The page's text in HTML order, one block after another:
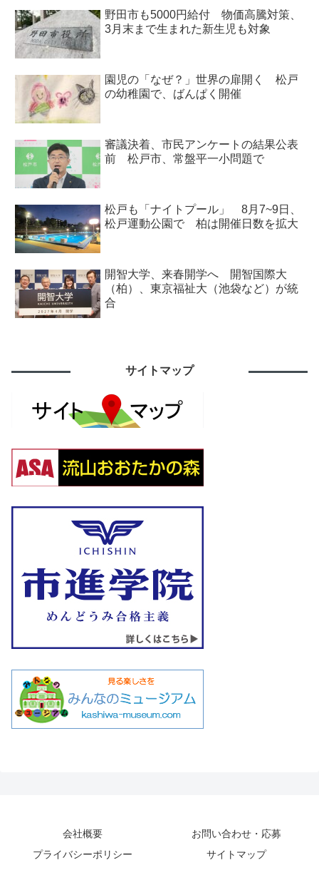
野田市も5000円給付 物価高騰対策、
3月末まで生まれた新生児も対象
園児の「なぜ？」世界の扉開く 松戸
の幼稚園で、ばんぱく開催
審議決着、市民アンケートの結果公表
前 松戸市、常盤平一小問題で
松戸も「ナイトプール」 8月7~9日、
松戸運動公園で 柏は開催日数を拡大
開智大学、来春開学へ 開智国際大
（柏）、東京福祉大（池袋など）が統
合
サイトマップ
会社概要
お問い合わせ・応募
プライバシーポリシー
サイトマップ